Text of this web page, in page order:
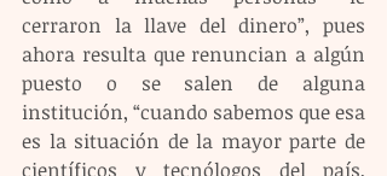
cerraron la llave del dinero”, pues
ahora resulta que renuncian a algún
puesto o se salen de alguna
institución, “cuando sabemos que esa
es la situación de la mayor parte de
científicos y tecnólogos del país,